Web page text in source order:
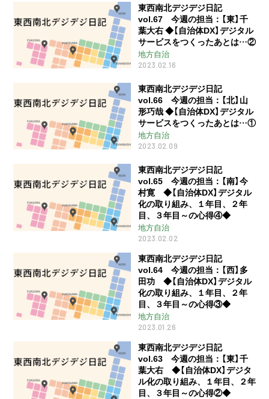
東西南北デジデジ日記
vol.67 今週の担当：【東】千
葉大右 ◆【自治体DX】デジタル
サービスをつくったあとは…②
地方自治
2023.02.16
東西南北デジデジ日記
vol.66 今週の担当：【北】山
形巧哉 ◆【自治体DX】デジタル
サービスをつくったあとは…①
地方自治
2023.02.09
東西南北デジデジ日記
vol.65 今週の担当：【南】今
村寛 ◆【自治体DX】デジタル
化の取り組み、１年目、２年
目、３年目～の心得④◆
地方自治
2023.02.02
東西南北デジデジ日記
vol.64 今週の担当：【西】多
田功 ◆【自治体DX】デジタル
化の取り組み、１年目、２年
目、３年目～の心得③◆
地方自治
2023.01.26
東西南北デジデジ日記
vol.63 今週の担当：【東】千
葉大右 ◆【自治体DX】デジタ
ル化の取り組み、１年目、２年
目、３年目～の心得②◆